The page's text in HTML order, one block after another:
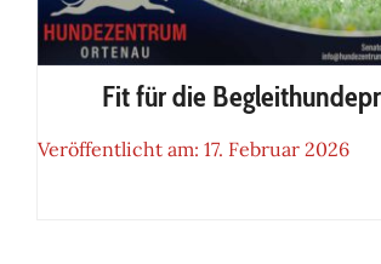
Fit für die
Veröffentlicht am: 17. Februar 2026